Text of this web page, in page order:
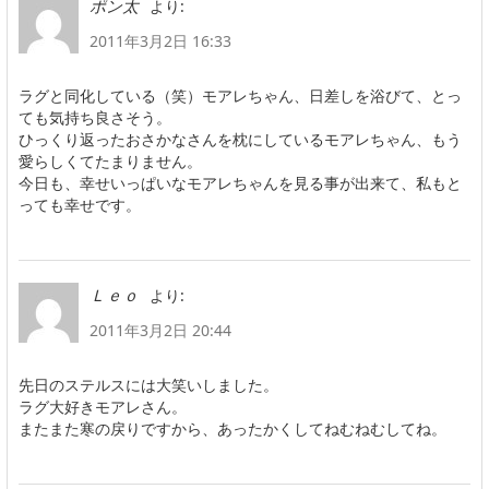
ポン太
より:
2011年3月2日 16:33
ラグと同化している（笑）モアレちゃん、日差しを浴びて、とっ
ても気持ち良さそう。
ひっくり返ったおさかなさんを枕にしているモアレちゃん、もう
愛らしくてたまりません。
今日も、幸せいっぱいなモアレちゃんを見る事が出来て、私もと
っても幸せです。
Ｌｅｏ
より:
2011年3月2日 20:44
先日のステルスには大笑いしました。
ラグ大好きモアレさん。
またまた寒の戻りですから、あったかくしてねむねむしてね。